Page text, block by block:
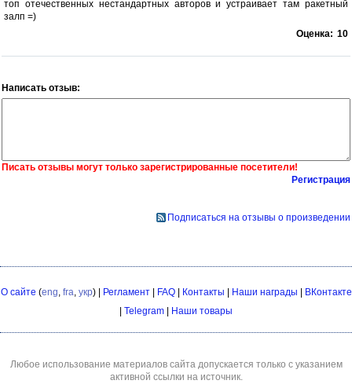
топ отечественных нестандартных авторов и устраивает там ракетный
залп =)
Оценка: 10
Написать отзыв:
Писать отзывы могут только зарегистрированные посетители!
Регистрация
Подписаться на отзывы о произведении
О сайте (eng, fra, укр) | Регламент| FAQ| Контакты Наши награды
ВКонтакте
Telegram Наши товары
Любое использование материалов сайта допускается только с указанием
активной ссылки на источник.